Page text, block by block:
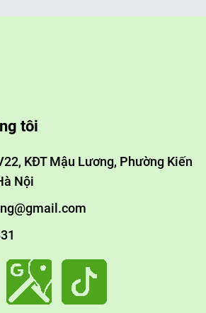
tôi
KĐT Mậu Lương, Phường Kiến
Nội